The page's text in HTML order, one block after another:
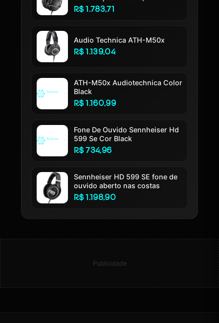
R$ 1.783,71
Audio Technica ATH-M50x
R$ 1.139,04
ATH-M50x Audiotechnica Color
Black
R$ 1.160,99
Fone De Ouvido Sennheiser Hd
599 Se Cor Black
R$ 734,96
Sennheiser HD 599 SE fone de
ouvido aberto nas costas
R$ 1.198,90
Publicidade